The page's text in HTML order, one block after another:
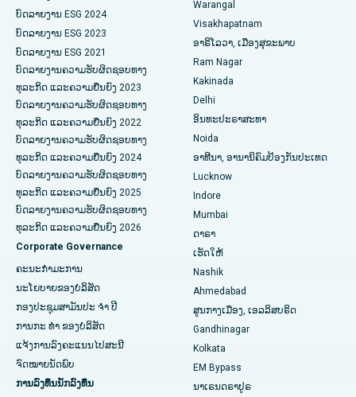
ໂຮງໝໍທີ່ດີທີ່ສຸດໃນ Canal Circular Road, Kolkata
ໂຮງໝໍທີ່ດີທີ່ສຸດໃນ CBD Belapur, Navi Mumbai
ໂຮງໝໍທີ່ດີທີ່ສຸດໃນ Panchavati, Nashik
ໂຮງໝໍທີ່ດີທີ່ສຸດໃນ Secunderabad, Hyderabad
ໂຮງໝໍທີ່ດີທີ່ສຸດໃນ Seshadripuram, Bangalore
ໂຮງໝໍທີ່ດີທີ່ສຸດໃນ Waltair Main Road, Visakhapatnam
ໂຮງຫມໍທີ່ດີທີ່ສຸດໃນ Subhash Nagar Road, Karimnagar
ໂຮງຫມໍທີ່ດີທີ່ສຸດໃນ Managari, Karaikudi
ໂຮງໝໍທີ່ດີທີ່ສຸດໃນ Arepally, Warangal
ໂຮງໝໍທີ່ດີທີ່ສຸດໃນ Arera Colony, Bhopal
ໂຮງຫມໍທີ່ດີທີ່ສຸດໃນ Jayanagar, Bangalore
ໂຮງໝໍທີ່ດີທີ່ສຸດໃນ KK Nagar, Madurai
Parathyroidectomy
ເຊລາມິກການທົດແທນຫົວເຂົ່າທັງຫມົດ
ERCP
ບົດລາຍງານ ESG 2024
ບົດລາຍງານ ESG 2023
ບົດລາຍງານ ESG 2021
ບົດລາຍງານຄວາມຮັບຜິດຊອບທາງ
ທຸລະກິດ ແລະຄວາມຍືນຍົງ 2023
ບົດລາຍງານຄວາມຮັບຜິດຊອບທາງ
ທຸລະກິດ ແລະຄວາມຍືນຍົງ 2022
ບົດລາຍງານຄວາມຮັບຜິດຊອບທາງ
ທຸລະກິດ ແລະຄວາມຍືນຍົງ 2024
ບົດລາຍງານຄວາມຮັບຜິດຊອບທາງ
ທຸລະກິດ ແລະຄວາມຍືນຍົງ 2025
ບົດລາຍງານຄວາມຮັບຜິດຊອບທາງ
ທຸລະກິດ ແລະຄວາມຍືນຍົງ 2026
Corporate Governance
ຄະນະກໍາມະການ
ນະໂຍບາຍຂອງບໍລິສັດ
ກອງປະຊຸມສາມັນປະ ຈຳ ປີ
ການກະ ທຳ ຂອງບໍລິສັດ
ແຈ້ງການລົງຄະແນນໄປສະນີ
ຈົດໝາຍນັດພົບ
ການລົງທຶນນັກລົງທຶນ
Warangal
Visakhapatnam
ອາຣິໂລວາ, ເມືອງສຸຂະພາບ
Ram Nagar
Kakinada
Delhi
ອິນທະປະຣາສະທາ
Noida
ອາທີນາ, ອານານິຄົມປ້ອງກັນປະເທດ
Lucknow
Indore
Mumbai
ດາຣາ
ເຮັດໃຫ້
Nashik
Ahmedabad
ສູນກາງເມືອງ, ເອລລິສບຣິດ
Gandhinagar
Kolkata
EM Bypass
ນາເຣນດຣາປູຣ